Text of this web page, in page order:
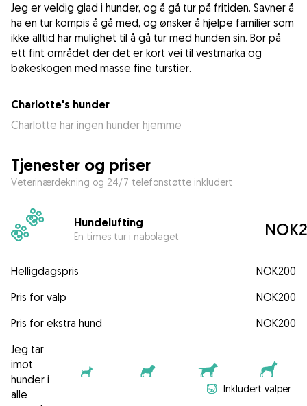
Jeg er veldig glad i hunder, og å gå tur på fritiden. Savner å
ha en tur kompis å gå med, og ønsker å hjelpe familier som
ikke alltid har mulighet til å gå tur med hunden sin. Bor på
ett fint området der det er kort vei til vestmarka og
bøkeskogen med masse fine turstier.
Charlotte's hunder
Charlotte har ingen hunder hjemme
Tjenester og priser
Veterinærdekning og 24/7 telefonstøtte inkludert
Hundelufting
En times tur i nabolaget
Helligdagspris
NOK200
Pris for valp
NOK200
Pris for ekstra hund
NOK200
Jeg tar
imot
hunder i
alle
Inkludert valper